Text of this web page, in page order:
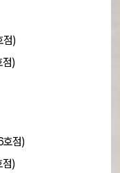
점)
점)
호점)
점)